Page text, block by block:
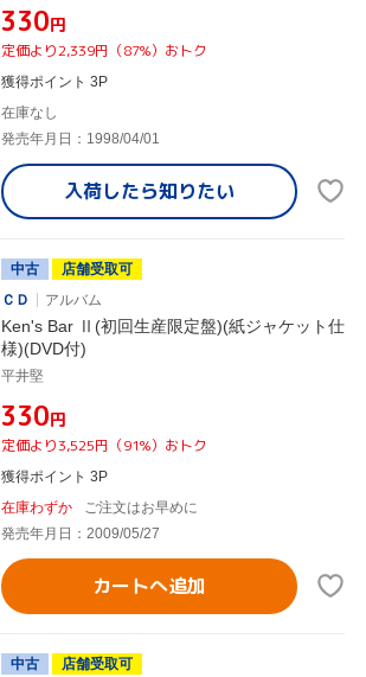
¥330円
定価より2,339円（87%）おトク
獲得ポイント 3P
在庫なし
発売年月日：1998/04/01
入荷したら知りたい
中古
店舗受取可
ＣＤ
アルバム
Ken's Bar Ⅱ(初回生産限定盤)(紙ジャケット仕
様)(DVD付)
平井堅
¥330円
定価より3,525円（91%）おトク
獲得ポイント 3P
在庫わずか
ご注文はお早めに
発売年月日：2009/05/27
カートへ追加
中古
店舗受取可